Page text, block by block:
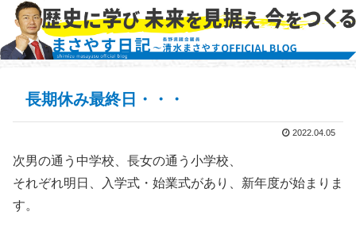
長期休み最終日・・・
2022.04.05
次男の通う中学校、長女の通う小学校、
それぞれ明日、入学式・始業式があり、新年度が始まりま
す。